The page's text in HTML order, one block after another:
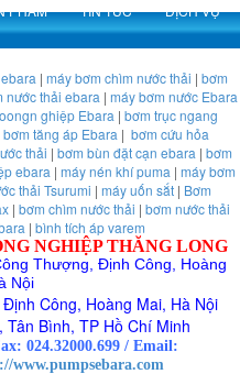
PHẨM TIN TỨC DỊCH VỤ
| máy bơm chìm nước thải | bơm
nước thải ebara | máy bơm nước Ebara
ghiệp Ebara | bơm trục ngang
bơm tăng áp Ebara | bơm cứu hỏa
thải | bơm bùn đặt cạn ebara | bơm
ebara | máy nén khí puma | máy bơm
thải Tsurumi | máy uốn sắt| Bơm
| bơm chìm nước thải | bơm nước thải
| bình tích áp varem
NGHIỆP THĂNG LONG
Thượng, Định Công, Hoàng
Nội
Công, Hoàng Mai, Hà Nội
Tân Bình, TP Hồ Chí Minh
024.32000.699 / Email:
www.pumpsebara.com